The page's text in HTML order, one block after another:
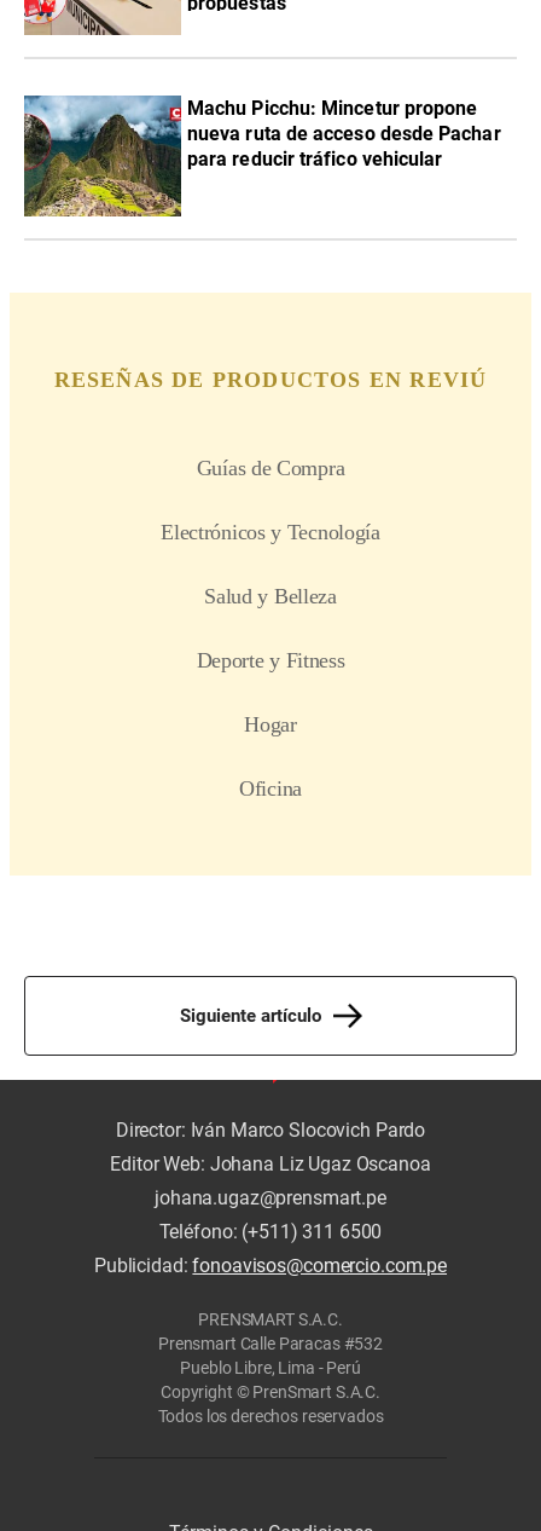
Machu Picchu: Mincetur propone
nueva ruta de acceso desde Pachar
para reducir tráfico vehicular
Siguiente artículo
Director: Iván Marco Slocovich Pardo
Editor Web: Johana Liz Ugaz Oscanoa
johana.ugaz@prensmart.pe
Teléfono: (+511) 311 6500
Publicidad:fonoavisos@comercio.com.pe
PRENSMART S.A.C.
Prensmart Calle Paracas #532
Pueblo Libre, Lima - Perú
Copyright © PrenSmart S.A.C.
Todos los derechos reservados